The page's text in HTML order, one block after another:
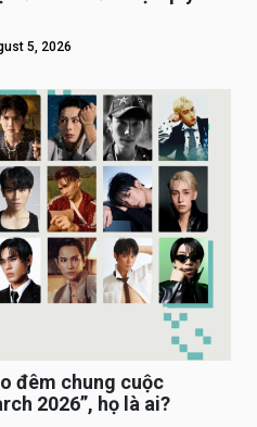
5, 2026
đêm chung cuộc
2026”, họ là ai?